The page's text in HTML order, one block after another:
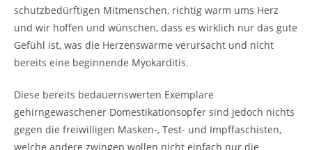
schutzbedürftigen Mitmenschen, richtig warm ums Herz
und wir hoffen und wünschen, dass es wirklich nur das gute
Gefühl ist, was die Herzenswärme verursacht und nicht
bereits eine beginnende Myokarditis.
Diese bereits bedauernswerten Exemplare
gehirngewaschener Domestikationsopfer sind jedoch nichts
gegen die freiwilligen Masken-, Test- und Impffaschisten,
welche andere zwingen wollen nicht einfach nur die